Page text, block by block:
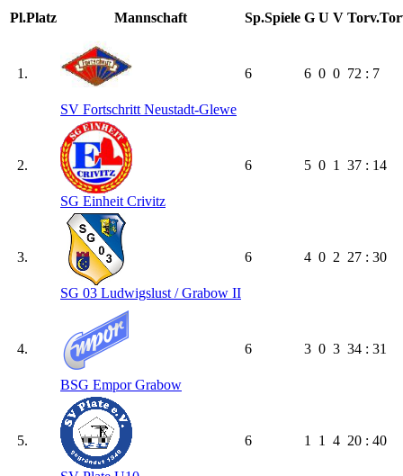
Pl.Platz Mannschaft Sp.Spiele G U V Torv.
1.
SV Fortschritt Neustadt-Glewe
6 6 0 0 72 : 7
2.
SG Einheit Crivitz
6 5 0 1 37 : 14
3.
SG 03 Ludwigslust /​ Grabow II
6 4 0 2 27 : 30
4.
BSG Empor Grabow
6 3 0 3 34 : 31
5. 6 1 1 4 20 : 40